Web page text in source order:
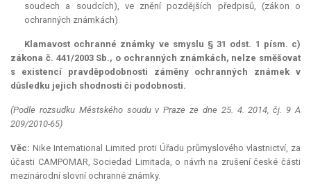
soudech a soudcích), ve znění pozdějších předpisů, (zákon o
ochranných známkách)
Klamavost ochranné známky ve smyslu § 31 odst. 1 písm. c)
zákona č. 441/2003 Sb., o ochranných známkách, nelze směšovat
s existencí pravděpodobnosti záměny ochranných známek v
důsledku jejich shodnosti či podobnosti.
(Podle rozsudku Městského soudu v Praze ze dne 25. 4. 2014, čj. 9 A
209/2010-65)
Věc: Nike International Limited proti Úřadu průmyslového vlastnictví, za
účasti CAMPOMAR, Sociedad Limitada, o návrh na zrušení české části
mezinárodní slovní ochranné známky.